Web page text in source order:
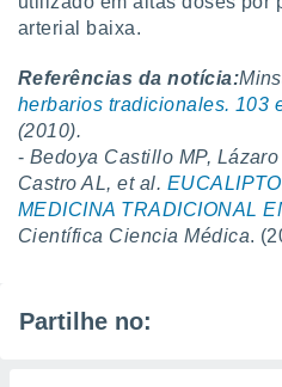
arterial baixa.
Referências da notícia:
herbarios tradicionales. 103
(2010).
- Bedoya Castillo MP,
Castro AL, et al.
MEDICINA TRADICIONAL
Científica Ciencia Médica.
Partilhe no: